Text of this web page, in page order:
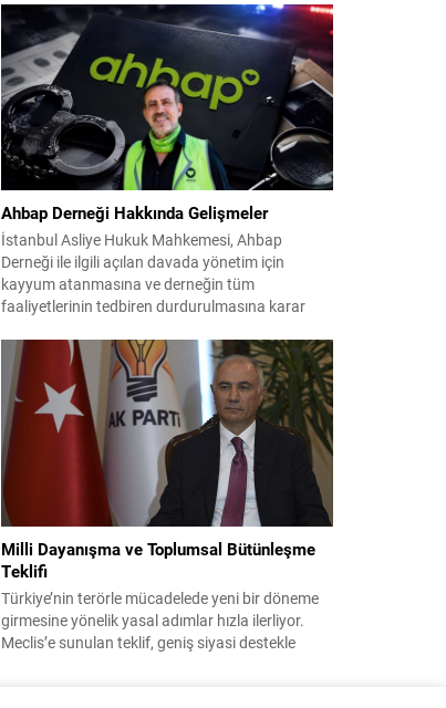
bir döneme girdi. Yaklaşık iki yıldır devam eden
çalışmaların ardından şimdi sürecin yasal zemini,
12 maddelik bir çerçeve yasa ile şekillendiriliyor.
Bugün komisyonda görüşülecek olan bu yasa
taslağı,...
Ahbap Derneği Hakkında Gelişmeler
İstanbul Asliye Hukuk Mahkemesi, Ahbap
Derneği ile ilgili açılan davada yönetim için
kayyum atanmasına ve derneğin tüm
faaliyetlerinin tedbiren durdurulmasına karar
kararı verilmiş olup son adım doğrudan yönetime
ilişkin bir tedbir niteliği taşıyor. İstanbul Emniyet
Müdürlüğü Mali Suçlarla Mücadele Şube
Müdürlüğü ve İstanbul...
Milli Dayanışma ve Toplumsal Bütünleşme
Teklifi
Türkiye’nin terörle mücadelede yeni bir döneme
girmesine yönelik yasal adımlar hızla ilerliyor.
Meclis’e sunulan teklif, geniş siyasi destekle